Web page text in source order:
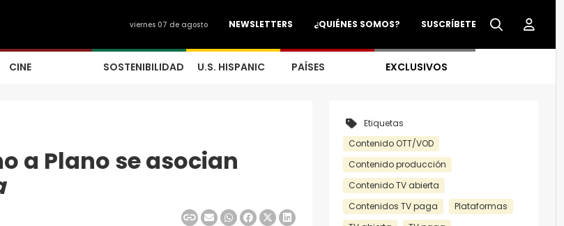
SUSCRÍBETE
¿QUIÉNES SOMOS?
NEWSLETTERS
viernes 07 de agosto
CINE SOSTENIBILIDAD U.S. HISPANIC PAÍSES EXCLUSIVOS
a Plano se asocian
Etiquetas
Contenido OTT/VOD
Contenido producción
Contenido TV abierta
Contenidos TV paga
Plataformas